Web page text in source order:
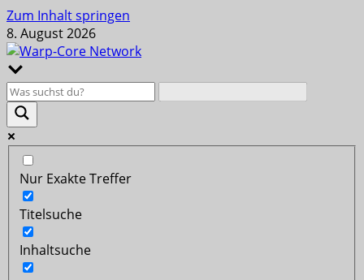
Zum Inhalt springen
8. August 2026
Nur Exakte Treffer
Titelsuche
Inhaltsuche